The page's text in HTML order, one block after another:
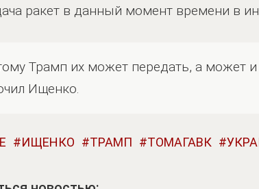
ракет в данный момент времени в
Трамп их может передать, а может и
Ищенко.
ИЩЕНКО ТРАМП ТОМАГАВК